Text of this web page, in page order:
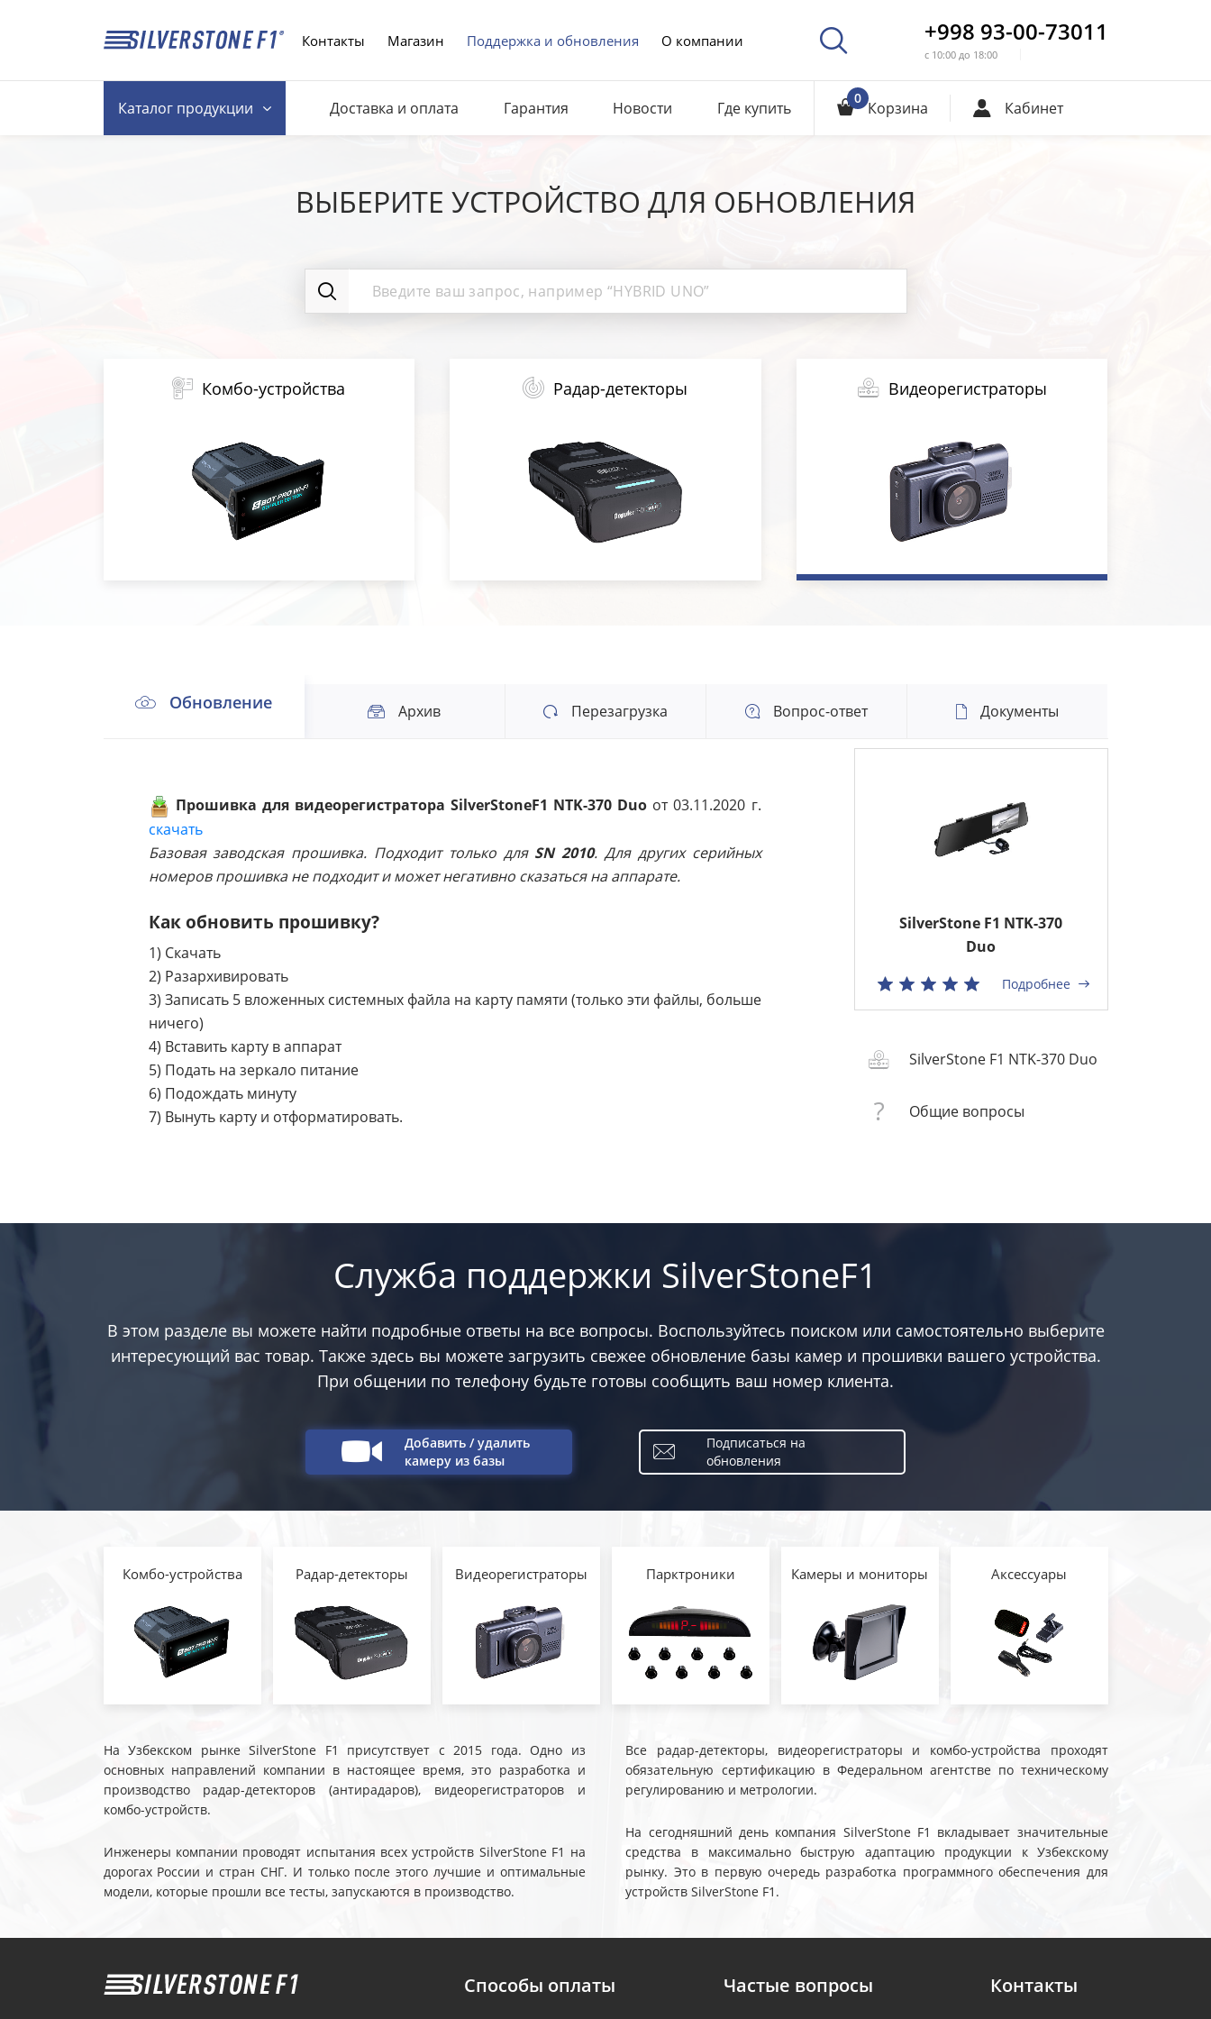
Контакты Магазин Поддержка и обновления О компании +998 93-00-73011
с 10:00 до 18:00
Каталогпродукции Доставка и оплата Гарантия Новости Где купить 0 Корзина Кабинет
ВЫБЕРИТЕ УСТРОЙСТВО ДЛЯ ОБНОВЛЕНИЯ
Комбо-устройства Радар-детекторы Видеорегистраторы
Обновление Архив Перезагрузка Вопрос-ответ Документы
Прошивка для видеорегистратора SilverStoneF1 NTK-370 Duo от 03.11.2020 г.
скачать
Базовая заводская прошивка. Подходит только для SN 2010. Для других серийных
номеров прошивка не подходит и может негативно сказаться на аппарате.
Как обновить прошивку?
1) Скачать
2) Разархивировать
3) Записать 5 вложенных системных файла на карту памяти (только эти файлы, больше
ничего)
4) Вставить карту в аппарат
5) Подать на зеркало питание
6) Подождать минуту
7) Вынуть карту и отформатировать.
SilverStone F1 NTK-370
Duo
Подробнее
SilverStone F1 NTK-370 Duo
Общие вопросы
Служба поддержки SilverStoneF1
В этом разделе вы можете найти подробные ответы на все вопросы. Воспользуйтесь поиском или самостоятельно выберите
интересующий вас товар. Также здесь вы можете загрузить свежее обновление базы камер и прошивки вашего устройства.
При общении по телефону будьте готовы сообщить ваш номер клиента.
Добавить / удалить
камеру из базы
Подписаться на
обновления
Комбо-устройства Радар-детекторы Видеорегистраторы Парктроники Камеры и мониторы Аксессуары
На Узбекском рынке SilverStone F1 присутствует с 2015 года. Одно из
основных направлений компании в настоящее время, это разработка и
производство радар-детекторов (антирадаров), видеорегистраторов и
комбо-устройств.
Инженеры компании проводят испытания всех устройств SilverStone F1 на
дорогах России и стран СНГ. И только после этого лучшие и оптимальные
модели, которые прошли все тесты, запускаются в производство.
Все радар-детекторы, видеорегистраторы и комбо-устройства проходят
обязательную сертификацию в Федеральном агентстве по техническому
регулированию и метрологии.
На сегодняшний день компания SilverStone F1 вкладывает значительные
средства в максимально быструю адаптацию продукции к Узбекскому
рынку. Это в первую очередь разработка программного обеспечения для
устройств SilverStone F1.
Способы оплаты Частые вопросы Контакты